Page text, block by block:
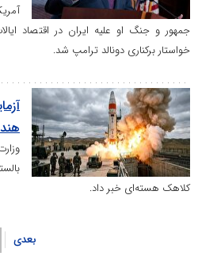
آمریکا با اشاره
علیه ایران در اقتصاد ایالات متحده
دونالد ترامپ شد.
آزمایش موشک
هند
وزارت دفاع هند
داد.